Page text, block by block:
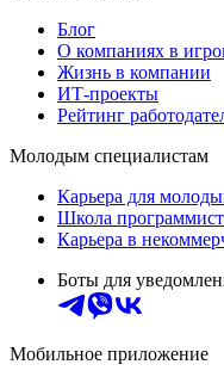
Блог
О компаниях в
Жизнь в компании
ИТ-проекты
Рейтинг
Молодым специалистам
Карьера для
Школа
Карьера в
Боты для
Мобильное приложение